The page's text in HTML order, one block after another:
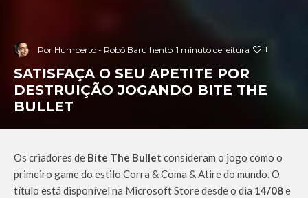
Por Humberto - Robô Barulhento 1 minuto de leitura 1
SATISFAÇA O SEU APETITE POR
DESTRUIÇÃO JOGANDO BITE THE
BULLET
Os criadores de Bite The Bullet consideram o jogo como o
primeiro game do estilo Corra & Coma & Atire do mundo. O
título está disponível na Microsoft Store desde o dia 14/08e